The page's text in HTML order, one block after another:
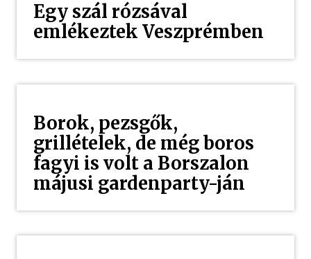
Egy szál rózsával
emlékeztek Veszprémben
Borok, pezsgők,
grillételek, de még boros
fagyi is volt a Borszalon
májusi gardenparty-ján